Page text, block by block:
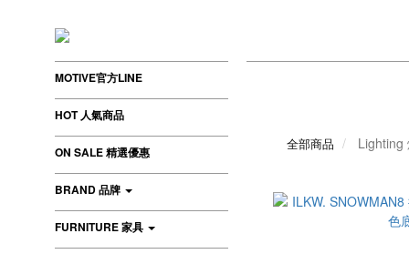
MOTIVE官方LINE
HOT 人氣商品
ON SALE 精選優惠
BRAND 品牌
FURNITURE 家具
全部商品 Lighting